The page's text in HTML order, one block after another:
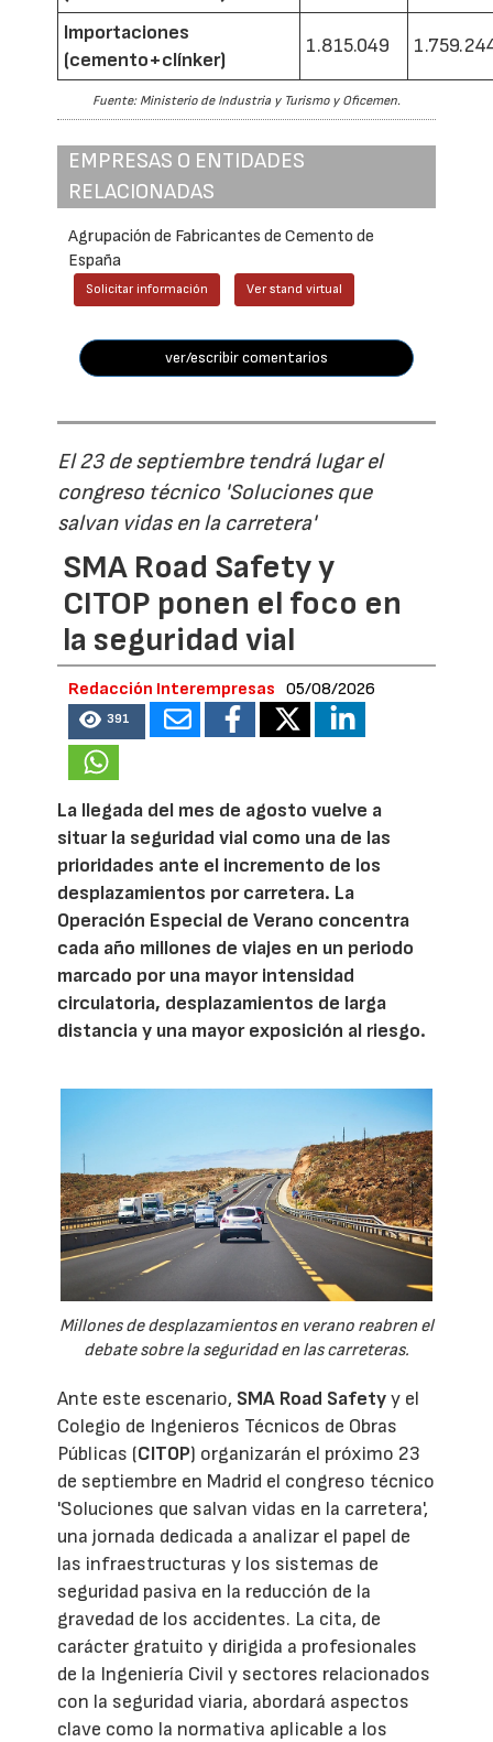
Importaciones
(cemento+clínker)
1.815.049
Fuente: Ministerio de Industria y Turismo y Oficemen.
EMPRESAS O ENTIDADES
RELACIONADAS
Agrupación de Fabricantes de Cemento de
España
Solicitar información Ver stand virtual
ver/escribir comentarios
El 23 de septiembre tendrá lugar el
congreso técnico 'Soluciones que
salvan vidas en la carretera'
SMA Road Safety y
CITOP ponen el foco en
la seguridad vial
Redacción Interempresas 05/08/2026
391
La llegada del mes de agosto vuelve a
situar la seguridad vial como una de las
prioridades ante el incremento de los
desplazamientos por carretera. La
Operación Especial de Verano concentra
cada año millones de viajes en un periodo
marcado por una mayor intensidad
circulatoria, desplazamientos de larga
distancia y una mayor exposición al riesgo.
Millones de desplazamientos en verano reabren el
debate sobre la seguridad en las carreteras.
Ante este escenario, SMA Road Safetyy el
Colegio de Ingenieros Técnicos de Obras
Públicas (CITOP) organizarán el próximo 23
de septiembre en Madrid el congreso técnico
'Soluciones que salvan vidas en la carretera',
una jornada dedicada a analizar el papel de
las infraestructuras y los sistemas de
seguridad pasiva en la reducción de la
gravedad de los accidentes. La cita, de
carácter gratuito y dirigida a profesionales
de la Ingeniería Civil y sectores relacionados
con la seguridad viaria, abordará aspectos
clave como la normativa aplicable a los